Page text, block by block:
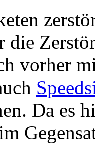
die
vorher
Da es